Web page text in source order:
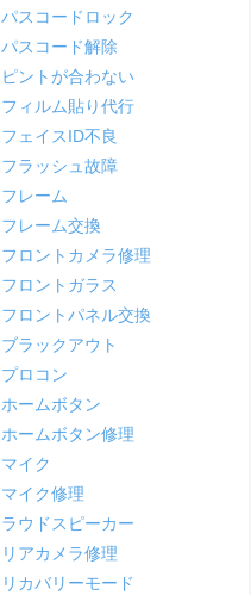
パスコードロック
パスコード解除
ピントが合わない
フィルム貼り代行
フェイスID不良
フラッシュ故障
フレーム
フレーム交換
フロントカメラ修理
フロントガラス
フロントパネル交換
ブラックアウト
プロコン
ホームボタン
ホームボタン修理
マイク
マイク修理
ラウドスピーカー
リアカメラ修理
リカバリーモード